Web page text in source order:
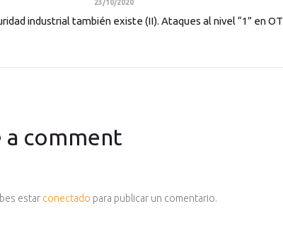
23/10/2020
industrial también existe (II). Ataques al nivel “1” en OT
a comment
estar conectado para publicar un comentario.